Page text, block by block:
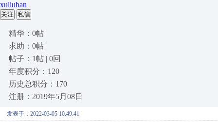
xuliuhan
关注 私信
精华：0帖
求助：0帖
帖子：1帖 | 0回
年度积分：120
历史总积分：170
注册：2019年5月08日
发表于：2022-03-05 10:49:41